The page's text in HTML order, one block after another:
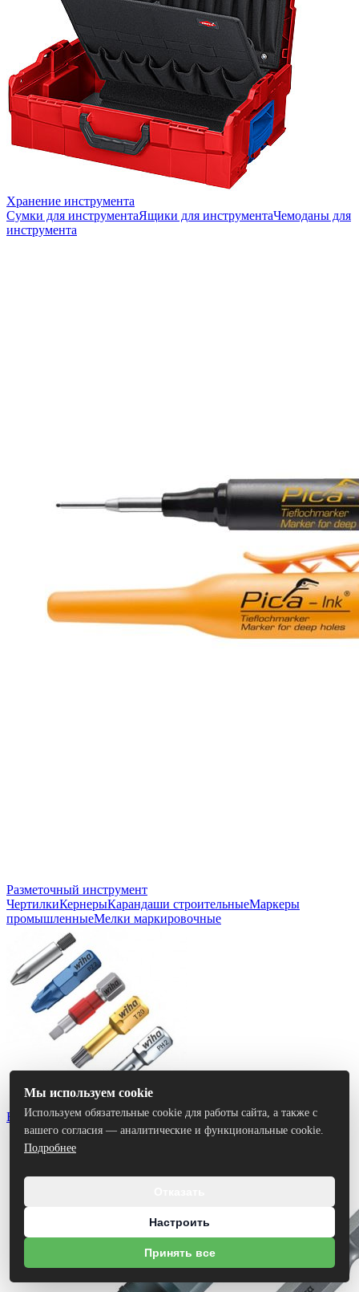
Хранение инструмента
Сумки для инструментаЯщики для инструментаЧемоданы для
инструмента
Разметочный инструмент
ЧертилкиКернерыКарандаши строительныеМаркеры
промышленныеМелки маркировочные
Биты
Мы используем cookie
Используем обязательные cookie для работы сайта, а также с
вашего согласия — аналитические и функциональные cookie.
Подробнее
Настроить
Принять все